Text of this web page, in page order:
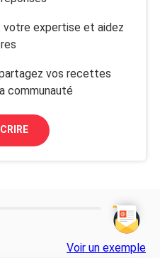
expertise et aidez
vos recettes
communauté
Voir un exemple